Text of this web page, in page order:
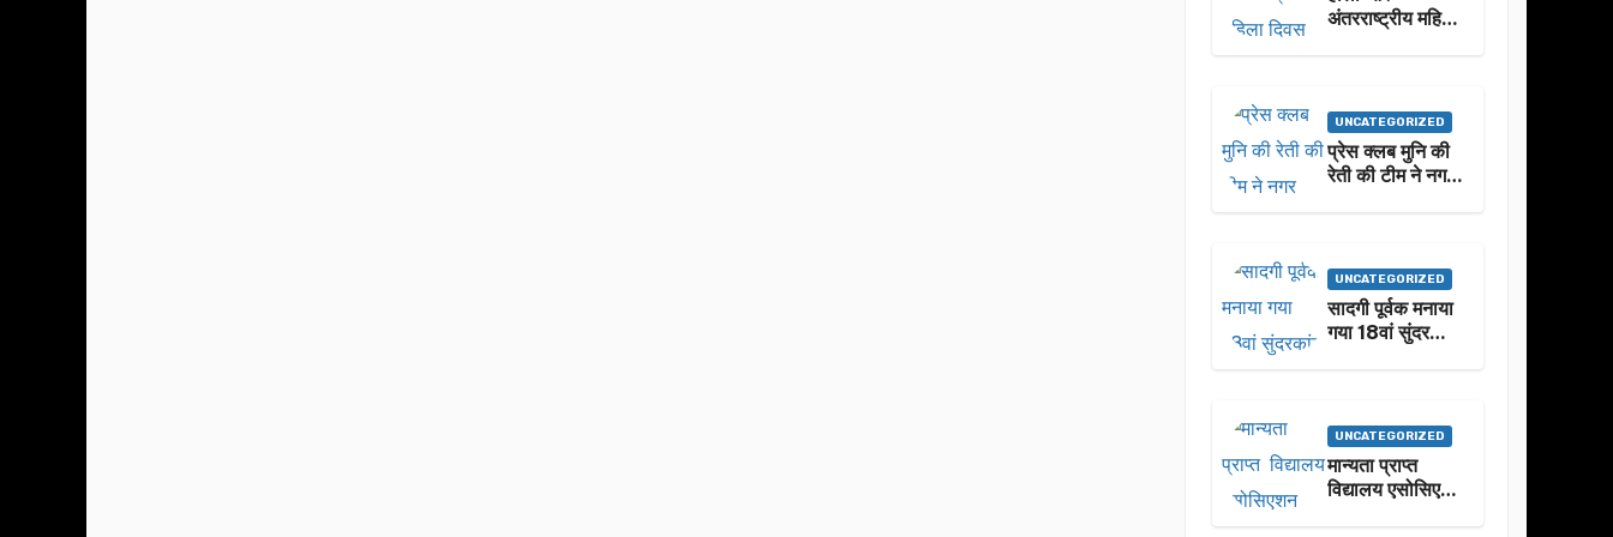
अंतरराष्ट्रीय महिला
UNCATEGORIZED
प्रेस क्लब मुनि की
रेती की टीम ने नगर
के अवसर पर हार्दिक
शुभकामनाएं दीं
UNCATEGORIZED
सादगी पूर्वक मनाया
गया 18वां सुंदरकांड
UNCATEGORIZED
मान्यता प्राप्त
विद्यालय एसोसिएशन